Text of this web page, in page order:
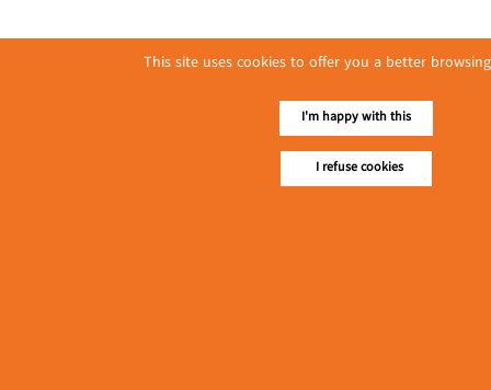
This site uses cookies to offer you a better
I'm happy with this
I refuse cookies